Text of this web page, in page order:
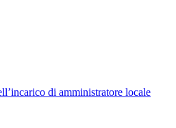
di amministratore locale